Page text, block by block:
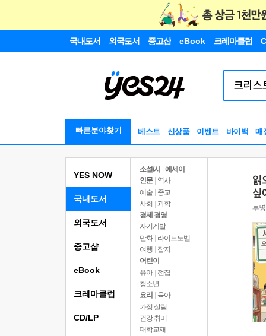
국내도서 외국도서 중고샵 eBook 크레마클럽
빠른분야찾기 베스트 신상품 이벤트 바이백 매
YES NOW
국내도서
소설/시
에세이
인문
역사
예술 | 종교
사회 | 과학
경제 경영
자기계발
만화 | 라이트노벨
여행
잡지
어린이
유아 | 전집
청소년
요리
육아
가정 살림
건강 취미
대학교재
외국도서
중고샵
eBook
크레마클럽
CD/LP